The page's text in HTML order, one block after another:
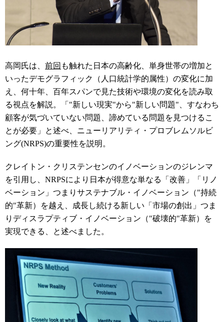
高岡氏は、 前回 も触れた日本の高齢化、単身世帯の増加と
いったデモグラフィック（人口統計学的属性）の変化に加
え、何十年、百年スパンで見た技術や環境の変化を読み取
る視点を解説。「"新しい現実"から"新しい問題"、すなわち
顧客が気づいていない問題、諦めている問題を見つけるこ
とが必要」と述べ、ニューリアリティ・プロブレムソルビ
ング(NRPS)の重要性を説明。
クレイトン・クリステンセンのイノベーションのジレンマ
を引用し、 NRPSにより日本が得意な単なる「改善」「リノ
ベーション」つまりサステナブル・イノベーション（"持続
的"革新）を越え、成長し続ける新しい「市場の創出」つま
りディスラプティブ・イノベーション（"破壊的"革新）を
実現できる、と述べました。